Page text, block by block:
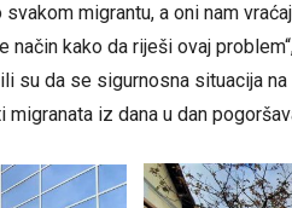
migrantu, a oni nam
način kako da riješi ovaj
su da se sigurnosna situacija
iz dana u dan